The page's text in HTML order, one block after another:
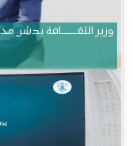
وزير الثقــــــــــافة